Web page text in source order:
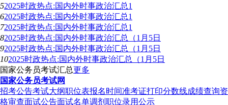
52025时政热点:国内外时事政治汇总1
62025时政热点:国内外时事政治汇总1
72025时政热点:国内外时事政治汇总1
82025时政热点:国内外时事政治汇总（1月5日
92025时政热点:国内外时事政治汇总（1月5日
102025时政热点:国内外时事政治汇总（1月5日
国家公务员考试汇总更多
国家公务员考试网
招考公告考试大纲职位表报名时间准考证打印分数线成绩查询资
格审查面试公告面试名单调剂职位录用公示